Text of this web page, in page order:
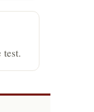
test.